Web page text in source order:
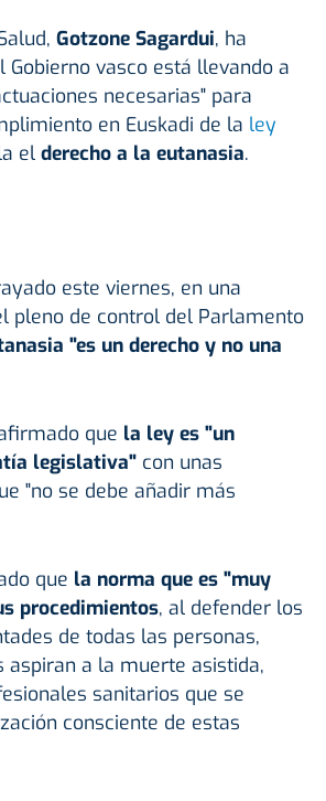
Gotzone Sagardui, ha
Gobierno vasco está llevando a
necesarias" para
en Euskadi de la ley
el derecho a la eutanasia.
este viernes, en una
pleno de control del Parlamento
"es un derecho y no una
que la ley es "un
legislativa" con unas
"no se debe añadir más
que la norma que es "muy
procedimientos, al defender los
de todas las personas,
aspiran a la muerte asistida,
sanitarios que se
consciente de estas